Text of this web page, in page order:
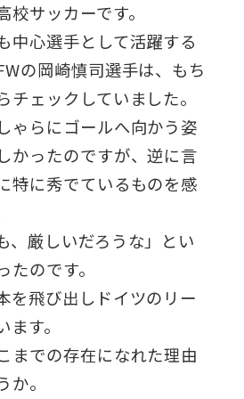
サッカーです。
中心選手として活躍する
の岡崎慎司選手は、もち
チェックしていました。
ゃらにゴールへ向かう姿
かったのですが、逆に言
特に秀でているものを感
、厳しいだろうな」とい
たのです。
を飛び出しドイツのリー
す。
までの存在になれた理由
。